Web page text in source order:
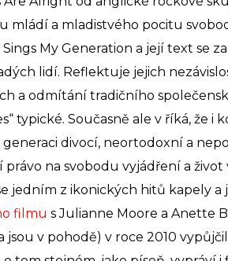
mládí a mladistvého pocitu
My Generation a její text se
lidí. Reflektuje jejich
a odmítání tradičního
typické. Současně ale v říká, že
divocí, neortodoxní a
právo na svobodu vyjádření a
jedním z ikonických hitů kapely a
filmu s Julianne Moore a Anette
jsou v pohodě) v roce 2010